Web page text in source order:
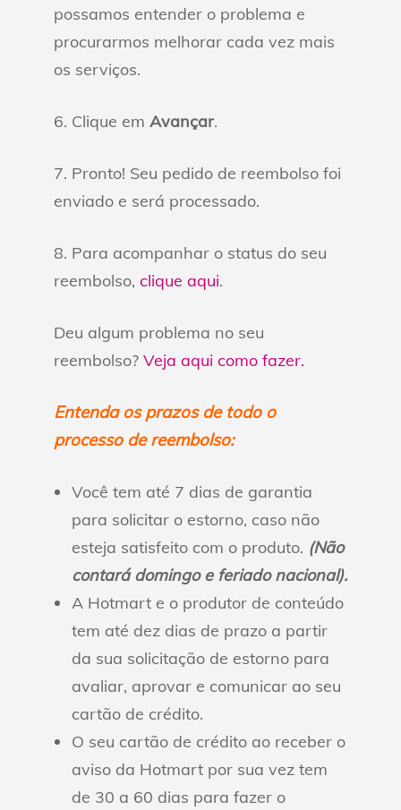
possamos entender o problema e
procurarmos melhorar cada vez mais
os serviços.
6. Clique em Avançar.
7. Pronto! Seu pedido de reembolso foi
enviado e será processado.
8. Para acompanhar o status do seu
reembolso, clique aqui.
Deu algum problema no seu
reembolso? Veja aqui como fazer.
Entenda os prazos de todo o
processo de reembolso:
Você tem até 7 dias de garantia
para solicitar o estorno, caso não
esteja satisfeito com o produto. (Não
contará domingo e feriado nacional).
A Hotmart e o produtor de conteúdo
tem até dez dias de prazo a partir
da sua solicitação de estorno para
avaliar, aprovar e comunicar ao seu
cartão de crédito.
O seu cartão de crédito ao receber o
aviso da Hotmart por sua vez tem
de 30 a 60 dias para fazer o